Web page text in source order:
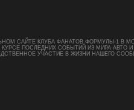
САЙТЕ КЛУБА ФАНАТОВ ФОРМУЛЫ-1 В
ПОСЛЕДНИХ СОБЫТИЙ ИЗ МИРА АВТО И
УЧАСТИЕ В ЖИЗНИ НАШЕГО